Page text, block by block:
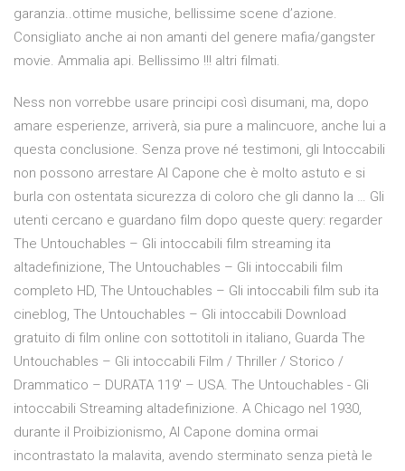
garanzia..ottime musiche, bellissime scene d’azione.
Consigliato anche ai non amanti del genere mafia/gangster
movie. Ammalia api. Bellissimo !!! altri filmati.
Ness non vorrebbe usare principi così disumani, ma, dopo
amare esperienze, arriverà, sia pure a malincuore, anche lui a
questa conclusione. Senza prove né testimoni, gli Intoccabili
non possono arrestare Al Capone che è molto astuto e si
burla con ostentata sicurezza di coloro che gli danno la … Gli
utenti cercano e guardano film dopo queste query: regarder
The Untouchables – Gli intoccabili film streaming ita
altadefinizione, The Untouchables – Gli intoccabili film
completo HD, The Untouchables – Gli intoccabili film sub ita
cineblog, The Untouchables – Gli intoccabili Download
gratuito di film online con sottotitoli in italiano, Guarda The
Untouchables – Gli intoccabili Film / Thriller / Storico /
Drammatico – DURATA 119′ – USA. The Untouchables - Gli
intoccabili Streaming altadefinizione. A Chicago nel 1930,
durante il Proibizionismo, Al Capone domina ormai
incontrastato la malavita, avendo sterminato senza pietà le